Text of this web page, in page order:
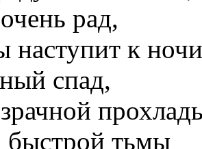
рад,
наступит к ночи
спад,
быстрой тьмы